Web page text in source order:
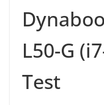
L50-G
Test